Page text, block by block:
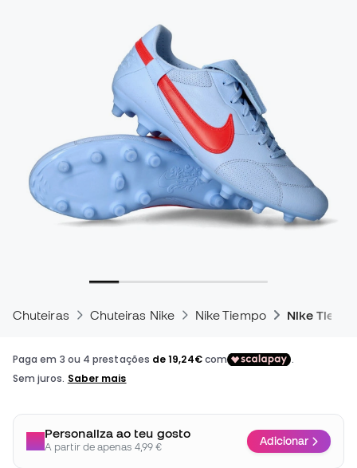
Chuteiras Chuteiras Nike Nike Tiempo Nike
Personaliza ao teu gosto
A partir de apenas 4,99 € Adicionar